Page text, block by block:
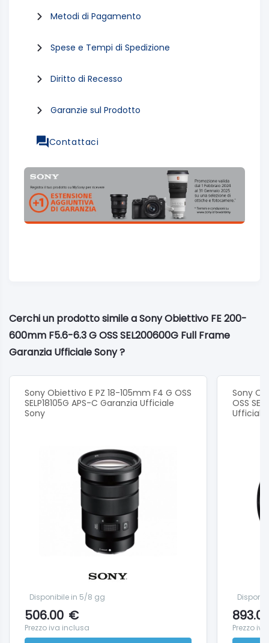
Metodi di Pagamento
Spese e Tempi di Spedizione
Diritto di Recesso
Garanzie sul Prodotto
Contattaci
Cerchi un prodotto simile a Sony Obiettivo FE 200-
600mm F5.6-6.3 G OSS SEL200600G Full Frame
Garanzia Ufficiale Sony ?
Sony Obiettivo E PZ 18-105mm F4 G OSS
SELP18105G APS-C Garanzia Ufficiale
Sony
Disponibile in 5/8 gg
506.00 €
Prezzo iva inclusa
Sony
OSS
Ufficiale
Prezzo